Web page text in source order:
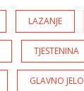
LAZANJE
TJESTENINA
GLAVNO JELO